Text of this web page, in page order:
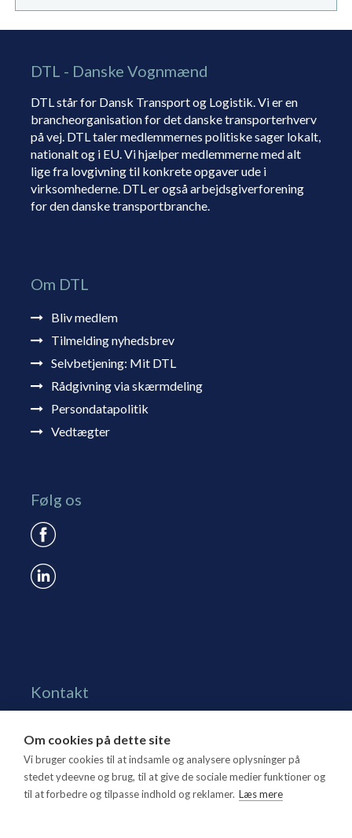
DTL - Danske Vognmænd
DTL står for Dansk Transport og Logistik. Vi er en
brancheorganisation for det danske transporterhverv
på vej. DTL taler medlemmernes politiske sager lokalt,
nationalt og i EU. Vi hjælper medlemmerne med alt
lige fra lovgivning til konkrete opgaver ude i
virksomhederne. DTL er også arbejdsgiverforening
for den danske transportbranche.
Om DTL
Bliv medlem
Tilmelding nyhedsbrev
Selvbetjening: Mit DTL
Rådgivning via skærmdeling
Persondatapolitik
Vedtægter
Følg os
Kontakt
1270 Kbh. K
Tlf. 70 15 95 00
dtl@dtl.eu
Om cookies på dette site
Vi bruger cookies til at indsamle og analysere oplysninger på
stedet ydeevne og brug, til at give de sociale medier funktioner og
til at forbedre og tilpasse indhold og reklamer. Læs mere